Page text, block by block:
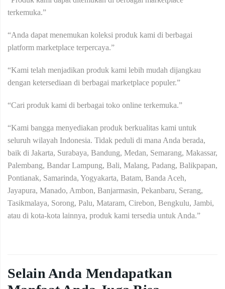
terkemuka.”
“Anda dapat menemukan koleksi produk kami di berbagai
platform marketplace terpercaya.”
“Kami telah menjadikan produk kami lebih mudah dijangkau
dengan ketersediaan di berbagai marketplace populer.”
“Cari produk kami di berbagai toko online terkemuka.”
“Kami bangga menyediakan produk berkualitas kami untuk
seluruh wilayah Indonesia. Tidak peduli di mana Anda berada,
baik di Jakarta, Surabaya, Bandung, Medan, Semarang, Makassar,
Palembang, Bandar Lampung, Bali, Malang, Padang, Balikpapan,
Pontianak, Samarinda, Yogyakarta, Batam, Banda Aceh,
Jayapura, Manado, Ambon, Banjarmasin, Pekanbaru, Serang,
Tasikmalaya, Sorong, Palu, Mataram, Cirebon, Bengkulu, Jambi,
atau di kota-kota lainnya, produk kami tersedia untuk Anda.”
Selain Anda Mendapatkan